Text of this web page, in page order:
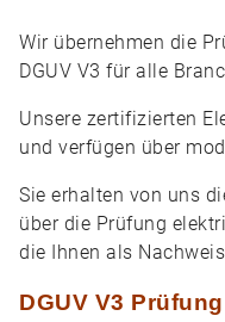
Wir übernehmen die
DGUV V3 für alle
Unsere zertifizierten
und verfügen über
Sie erhalten von uns
über die Prüfung
die Ihnen als
DGUV V3